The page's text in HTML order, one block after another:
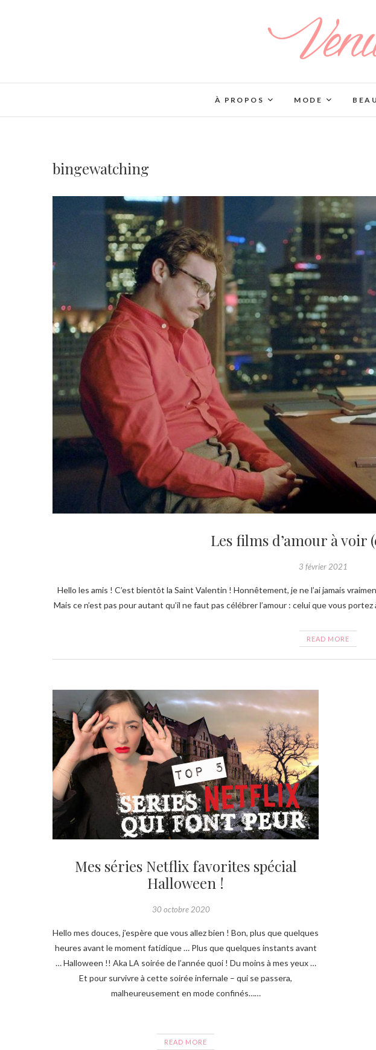
À PROPOS MODE
bingewatching
Les films d’amour à voir
3 février 2021
Hello les amis ! C’est bientôt la Saint Valentin ! Honnêtement, je ne l’ai jamais vraiment fêté, n’ayant jamais été en couple durant la Saint Valentin.
Mais ce n’est pas pour autant qu’il ne faut pas célébrer l’amour : celui que vous
READ MORE
Mes séries Netflix favorites spécial
Halloween !
30 octobre 2020
Hello mes douces, j’espère que vous allez bien ! Bon, plus que quelques
heures avant le moment fatidique … Plus que quelques instants avant
… Halloween !! Aka LA soirée de l’année quoi ! Du moins à mes yeux …
Et pour survivre à cette soirée infernale – qui se passera,
malheureusement en mode confinés……
READ MORE